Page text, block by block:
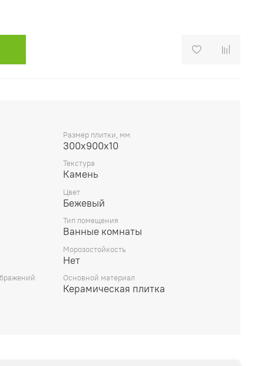
Размер плитки, мм
300х900х10
Текстура
Камень
Цвет
Бежевый
Тип помещения
Ванные комнаты
Морозостойкость
Нет
Основной материал
Керамическая плитка